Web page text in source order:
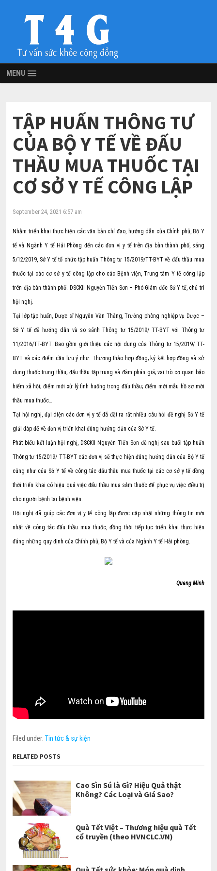
MENU
TẬP HUẤN THÔNG TƯ
CỦA BỘ Y TẾ VỀ ĐẤU
THẦU MUA THUỐC TẠI
CƠ SỞ Y TẾ CÔNG LẬP
September 24, 2021 6:57 am
Nhằm triển khai thực hiện các văn bản chỉ đạo, hướng dẫn của Chính phủ, Bộ Y
tế và Ngành Y tế Hải Phòng đến các đơn vị y tế trên địa bàn thành phố, sáng
5/12/2019, Sở Y tế tổ chức tập huấn Thông tư 15/2019/TT-BYT về đấu thầu mua
thuốc tại các cơ sở y tế công lập cho các Bệnh viện, Trung tâm Y tế công lập
trên địa bàn thành phố. DSCKII Nguyễn Tiến Sơn – Phó Giám đốc Sở Y tế, chủ trì
hội nghị.
Tại lớp tập huấn, Dược sĩ Nguyễn Văn Thắng, Trưởng phòng nghiệp vụ Dược –
Sở Y tế đã hướng dẫn và so sánh Thông tư 15/2019/ TT-BYT với Thông tư
11/2016/TT-BYT. Bao gồm giới thiệu các nội dung của Thông tư 15/2019/ TT-
BYT và các điểm cần lưu ý như: Thương thảo hợp đồng; ký kết hợp đồng và sử
dụng thuốc trung thầu; đấu thầu tập trung và đàm phán giá; vai trò cơ quan bảo
hiểm xã hội; điểm mới xử lý tình huống trong đấu thầu; điểm mới mẫu hồ sơ mời
thầu mua thuốc…
Tại hội nghị, đại diện các đơn vị y tế đã đặt ra rất nhiều câu hỏi đề nghị Sở Y tế
giải đáp để về đơn vị triển khai đúng hướng dẫn của Sở Y tế.
Phát biểu kết luận hội nghị, DSCKII Nguyễn Tiến Sơn đề nghị sau buổi tập huấn
Thông tư 15/2019/ TT-BYT các đơn vị sẽ thực hiện đúng hướng dẫn của Bộ Y tế
cũng như của Sở Y tế về công tác đấu thầu mua thuốc tại các cơ sở y tế đồng
thời triển khai có hiệu quả việc đấu thầu mua sắm thuốc để phục vụ việc điều trị
cho người bệnh tại bệnh viện.
Hội nghị đã giúp các đơn vị y tế công lập được cập nhật những thông tin mới
nhất về công tác đấu thầu mua thuốc, đồng thời tiếp tục triển khai thực hiện
đúng những quy định của Chính phủ, Bộ Y tế và của Ngành Y tế Hải phòng.
Quang Minh
Filed under:Tin tức & sự kiện
RELATED POSTS
Cao Sìn Sú là Gì? Hiệu Quả thật
Không? Các Loại và Giá Sao?
Quà Tết Việt – Thương hiệu quà Tết
cổ truyền (theo HVNCLC.VN)